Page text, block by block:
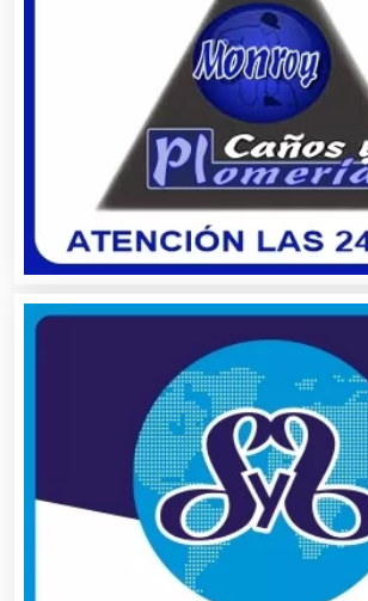
Belleza
Bordados y Estampados
Boutiques
Cafeterías
Cajas de Ahorro